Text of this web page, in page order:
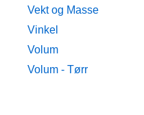
Vekt og Masse
Vinkel
Volum
Volum - Tørr